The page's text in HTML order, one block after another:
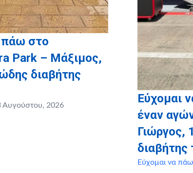
πάω στο
Park – Μάξιμος,
διαβήτης
Αυγούστου, 2026
Εύχομαι
έναν
Γιώργος,
διαβήτης
Εύχομαι να πάω